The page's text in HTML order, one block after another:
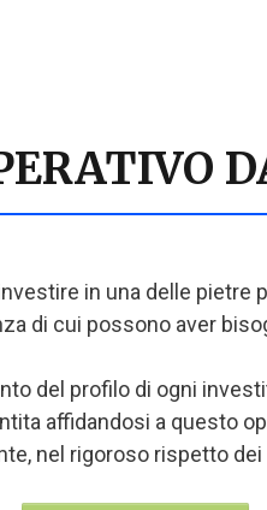
in una delle
di cui possono aver
del profilo di ogni
affidandosi a questo
nel rigoroso rispetto